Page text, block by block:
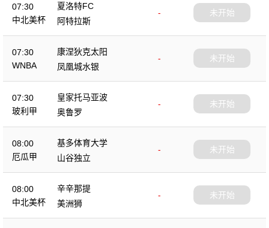
07:30
中北美杯
夏洛特FC
-
阿特拉斯
未开始
07:30
WNBA
康涅狄克太阳
-
凤凰城水银
未开始
07:30
玻利甲
皇家托马亚波
-
奥鲁罗
未开始
08:00
厄瓜甲
基多体育大学
-
山谷独立
未开始
08:00
中北美杯
辛辛那提
-
美洲狮
未开始